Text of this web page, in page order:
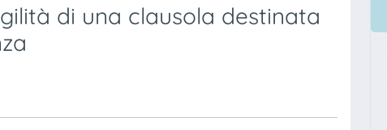
di una clausola destinata